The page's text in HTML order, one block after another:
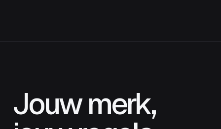
Jouw merk,